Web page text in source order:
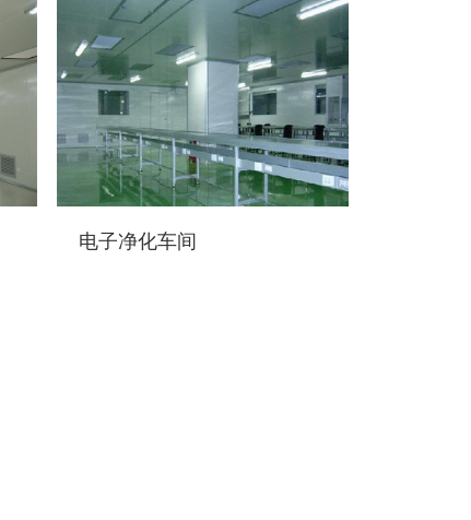
电子净化车间